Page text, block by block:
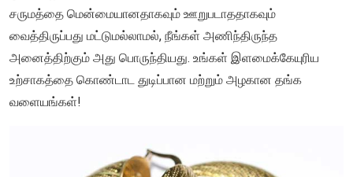
சருமத்தை மென்மையானதாகவும் ஊறுபடாததாகவும்
வைத்திருப்பது மட்டுமல்லாமல், நீங்கள் அணிந்திருந்த
அனைத்திற்கும் அது பொருந்தியது. உங்கள் இளமைக்கேயுரிய
உற்சாகத்தை கொண்டாட துடிப்பான மற்றும் அழகான தங்க
வளையங்கள்!